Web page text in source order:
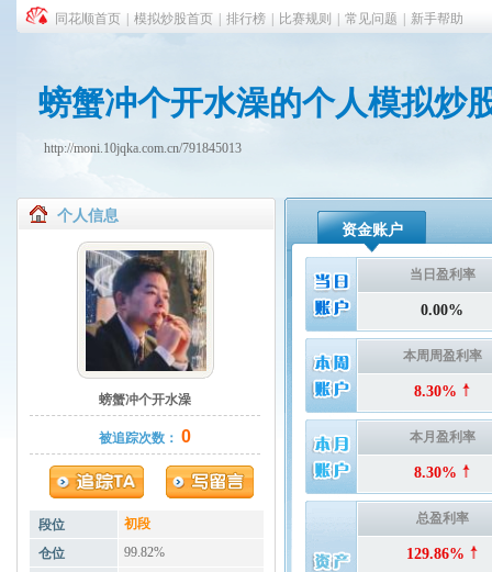
同花顺首页 模拟炒股首页 排行榜 比赛规则 常见问题 新手帮助
螃蟹冲个开水澡的个人模拟炒
http://moni.10jqka.com.cn/791845013
个人信息
螃蟹冲个开水澡
被追踪次数： 0
段位
初段
仓位
99.82%
资金账户
当日盈利率
0.00%
本周周盈利率
8.30%
本月盈利率
8.30%
总盈利率
129.86%